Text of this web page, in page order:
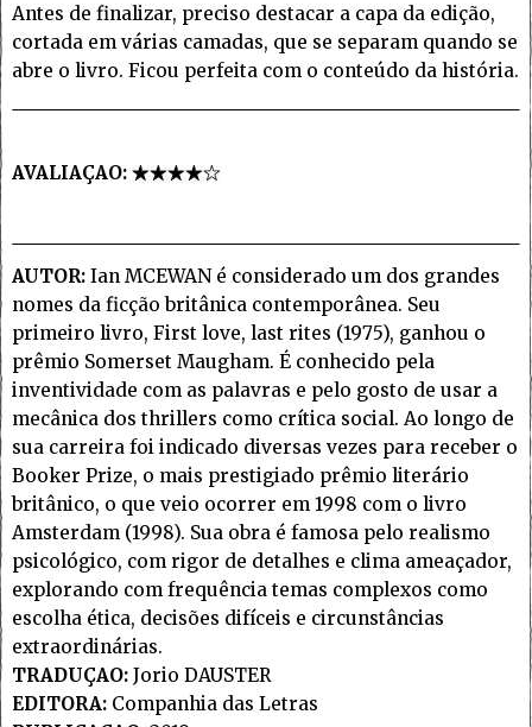
Antes de finalizar, preciso destacar a capa da edição,
cortada em várias camadas, que se separam quando se
abre o livro. Ficou perfeita com o conteúdo da história.
AVALIAÇAO:
AUTOR: Ian MCEWAN é considerado um dos grandes
nomes da ficção britânica contemporânea. Seu
primeiro livro, First love, last rites (1975), ganhou o
prêmio Somerset Maugham. É conhecido pela
inventividade com as palavras e pelo gosto de usar a
mecânica dos thrillers como crítica social. Ao longo de
sua carreira foi indicado diversas vezes para receber o
Booker Prize, o mais prestigiado prêmio literário
britânico, o que veio ocorrer em 1998 com o livro
Amsterdam (1998). Sua obra é famosa pelo realismo
psicológico, com rigor de detalhes e clima ameaçador,
explorando com frequência temas complexos como
escolha ética, decisões difíceis e circunstâncias
extraordinárias.
TRADUÇAO: Jorio DAUSTER
EDITORA: Companhia das Letras